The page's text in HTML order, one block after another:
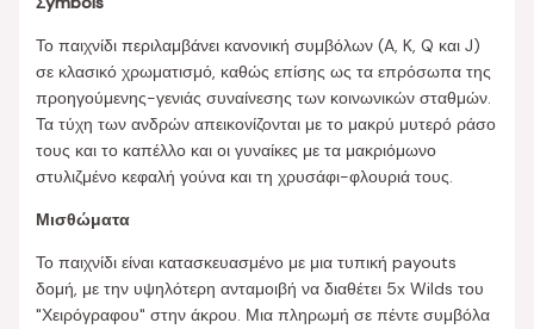
Το παιχνίδι περιλαμβάνει κανονική συμβόλων (A, K, Q και J)
σε κλασικό χρωματισμό, καθώς επίσης ως τα επρόσωπα της
προηγούμενης-γενιάς συναίνεσης των κοινωνικών σταθμών.
Τα τύχη των ανδρών απεικονίζονται με το μακρύ μυτερό ράσο
τους και το καπέλλο και οι γυναίκες με τα μακριόμωνο
στυλιζμένο κεφαλή γούνα και τη χρυσάφι-φλουριά τους.
Μισθώματα
Το παιχνίδι είναι κατασκευασμένο με μια τυπική payouts
δομή, με την υψηλότερη ανταμοιβή να διαθέτει 5x Wilds του
"Χειρόγραφου" στην άκρου. Μια πληρωμή σε πέντε συμβόλα